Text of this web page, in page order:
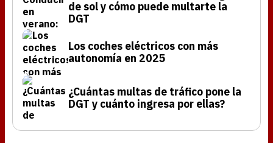
de sol y cómo puede multarte la
DGT
Los coches eléctricos con más
autonomía en 2025
¿Cuántas multas de tráfico pone la
DGT y cuánto ingresa por ellas?